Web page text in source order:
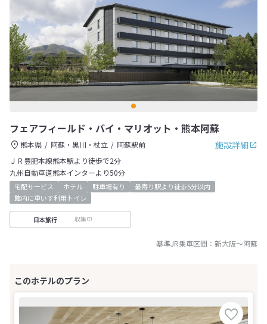
フェアフィールド・バイ・マリオット・熊本阿蘇
施設詳細
熊本県 阿蘇・黒川・杖立
阿蘇駅前
ＪＲ豊肥本線熊本駅より徒歩で2分
九州自動車道熊本インターより50分
宅配サービス ホテル 駐車場有り
最寄り駅より徒歩5分以内
館内に車いす利用トイレ
日本旅行 収集中
基準JR乗車区間： 新大阪～阿蘇